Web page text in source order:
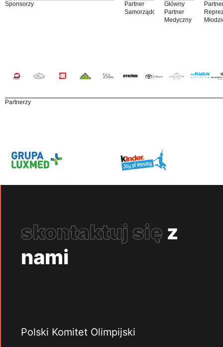
Sponsorzy
Partner
Samorządowy
Główny
Partner
Medyczny
Partnerzy
skontaktuj się z
nami
Polski Komitet Olimpijski